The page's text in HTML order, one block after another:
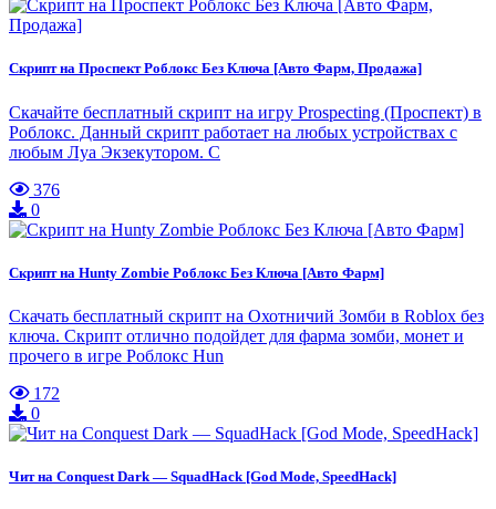
Скрипт на Проспект Роблокс Без Ключа [Авто Фарм, Продажа]
Скачайте бесплатный скрипт на игру Prospecting (Проспект) в
Роблокс. Данный скрипт работает на любых устройствах с
любым Луа Экзекутором. С
376
0
Скрипт на Hunty Zombie Роблокс Без Ключа [Авто Фарм]
Скачать бесплатный скрипт на Охотничий Зомби в Roblox без
ключа. Скрипт отлично подойдет для фарма зомби, монет и
прочего в игре Роблокс Hun
172
0
Чит на Conquest Dark — SquadHack [God Mode, SpeedHack]